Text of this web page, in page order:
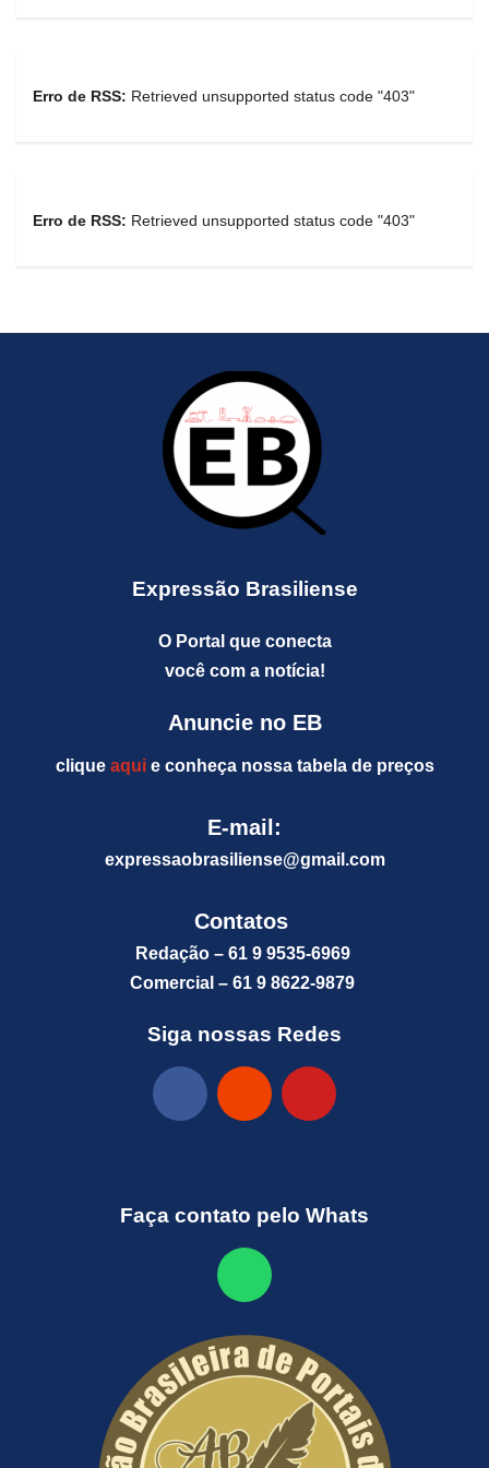
Erro de RSS: Retrieved unsupported status code "403"
Erro de RSS: Retrieved unsupported status code "403"
Expressão Brasiliense
O Portal que conecta
você com a notícia!
Anuncie no EB
clique aquie conheça nossa tabela de preços
E-mail:
expressaobrasiliense@gmail.com
Contatos
Redação – 61 9 9535-6969
Comercial – 61 9 8622-9879
Siga nossas Redes
Faça contato pelo Whats